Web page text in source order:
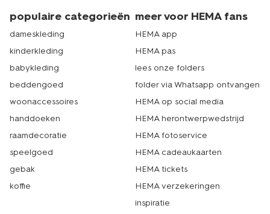
populaire categorieën
dameskleding
kinderkleding
babykleding
beddengoed
woonaccessoires
handdoeken
raamdecoratie
speelgoed
gebak
koffie
meer voor HEMA fans
HEMA app
HEMA pas
lees onze folders
folder via Whatsapp ontvangen
HEMA op social media
HEMA herontwerpwedstrijd
HEMA fotoservice
HEMA cadeaukaarten
HEMA tickets
HEMA verzekeringen
inspiratie